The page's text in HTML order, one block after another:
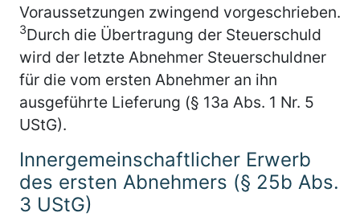
Voraussetzungen zwingend vorgeschrieben.
3Durch die Übertragung der Steuerschuld
wird der letzte Abnehmer Steuerschuldner
für die vom ersten Abnehmer an ihn
ausgeführte Lieferung (§ 13a Abs. 1 Nr. 5
UStG).
Innergemeinschaftlicher Erwerb
des ersten Abnehmers (§ 25b Abs.
3 UStG)